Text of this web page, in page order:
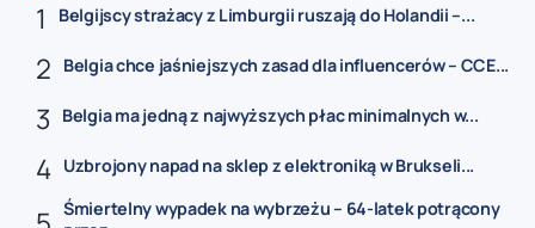
Belgijscy strażacy z Limburgii ruszają do Holandii –...
Belgia chce jaśniejszych zasad dla influencerów – CCE...
Belgia ma jedną z najwyższych płac minimalnych w...
Uzbrojony napad na sklep z elektroniką w Brukseli...
Śmiertelny wypadek na wybrzeżu – 64-latek potrącony